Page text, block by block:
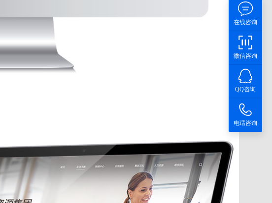
在线咨询
微信咨询
QQ咨询
电话咨询